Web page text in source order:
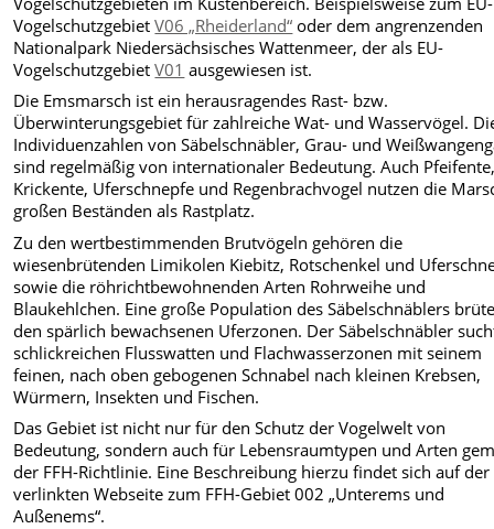
VogelschutzgebietV06 „Rheiderland“ oder dem angrenzenden
Nationalpark Niedersächsisches Wattenmeer, der als EU-
VogelschutzgebietV01 ausgewiesen ist.
Die Emsmarsch ist ein herausragendes Rast- bzw.
Überwinterungsgebiet für zahlreiche Wat- und Wasservögel.
Individuenzahlen von Säbelschnäbler, Grau- und
sind regelmäßig von internationaler Bedeutung. Auch
Krickente, Uferschnepfe und Regenbrachvogel nutzen die
großen Beständen als Rastplatz.
Zu den wertbestimmenden Brutvögeln gehören die
wiesenbrütenden Limikolen Kiebitz, Rotschenkel und
sowie die röhrichtbewohnenden Arten Rohrweihe und
Blaukehlchen. Eine große Population des Säbelschnäblers
den spärlich bewachsenen Uferzonen. Der Säbelschnäbler
schlickreichen Flusswatten und Flachwasserzonen mit seinem
feinen, nach oben gebogenen Schnabel nach kleinen Krebsen,
Würmern, Insekten und Fischen.
Das Gebiet ist nicht nur für den Schutz der Vogelwelt von
Bedeutung, sondern auch für Lebensraumtypen und Arten
der FFH-Richtlinie. Eine Beschreibung hierzu findet sich auf
verlinkten Webseite zum FFH-Gebiet 002 „Unterems und
Außenems“.